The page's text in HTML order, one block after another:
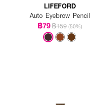
LIFEFORD
Auto Eyebrow Pencil
฿79฿159 (50%)